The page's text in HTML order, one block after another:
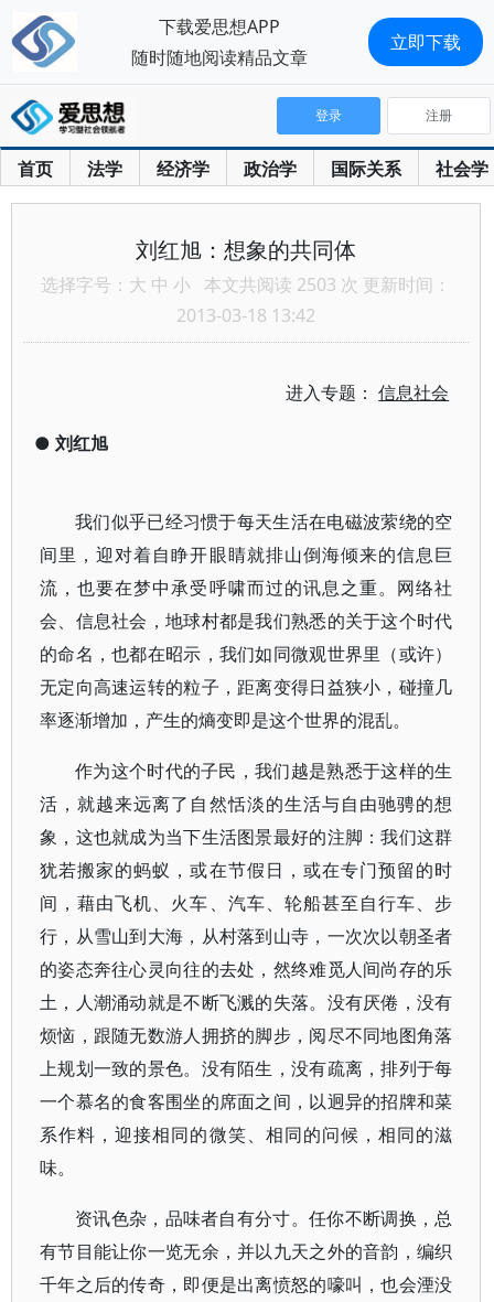
首页 法学 经济学 政治学 国际关系 社会学
登录 注册
刘红旭：想象的共同体
选择字号： 大 中 小 本文共阅读 2503 次 更新时间：
2013-03-18 13:42
进入专题：信息社会
● 刘红旭
我们似乎已经习惯于每天生活在电磁波萦绕的空
间里，迎对着自睁开眼睛就排山倒海倾来的信息巨
流，也要在梦中承受呼啸而过的讯息之重。网络社
会、信息社会，地球村都是我们熟悉的关于这个时代
的命名，也都在昭示，我们如同微观世界里（或许）
无定向高速运转的粒子，距离变得日益狭小，碰撞几
率逐渐增加，产生的熵变即是这个世界的混乱。
作为这个时代的子民，我们越是熟悉于这样的生
活，就越来远离了自然恬淡的生活与自由驰骋的想
象，这也就成为当下生活图景最好的注脚：我们这群
犹若搬家的蚂蚁，或在节假日，或在专门预留的时
间，藉由飞机、火车、汽车、轮船甚至自行车、步
行，从雪山到大海，从村落到山寺，一次次以朝圣者
的姿态奔往心灵向往的去处，然终难觅人间尚存的乐
土，人潮涌动就是不断飞溅的失落。没有厌倦，没有
烦恼，跟随无数游人拥挤的脚步，阅尽不同地图角落
上规划一致的景色。没有陌生，没有疏离，排列于每
一个慕名的食客围坐的席面之间，以迥异的招牌和菜
系作料，迎接相同的微笑、相同的问候，相同的滋
味。
资讯色杂，品味者自有分寸。任你不断调换，总
有节目能让你一览无余，并以九天之外的音韵，编织
千年之后的传奇，即便是出离愤怒的嚎叫，也会湮没
下载爱思想APP
随时随地阅读精品文章
立即下载